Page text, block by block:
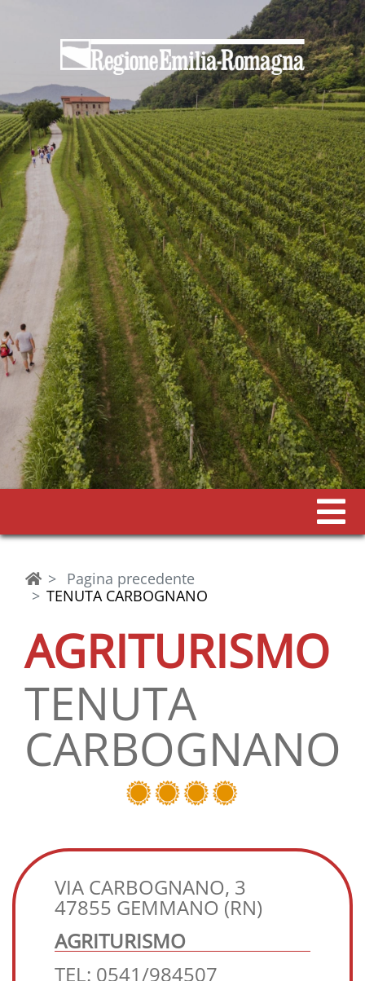
Pagina precedente
TENUTA CARBOGNANO
AGRITURISMO
TENUTA
CARBOGNANO
VIA CARBOGNANO, 3
47855 GEMMANO (RN)
AGRITURISMO
TEL: 0541/984507